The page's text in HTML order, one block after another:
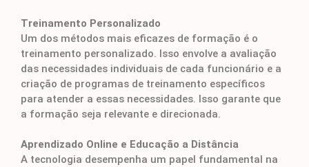
Treinamento Personalizado
Um dos métodos mais eficazes de formação é o
treinamento personalizado. Isso envolve a avaliação
das necessidades individuais de cada funcionário e a
criação de programas de treinamento específicos
para atender a essas necessidades. Isso garante que
a formação seja relevante e direcionada.
Aprendizado Online e Educação a Distância
A tecnologia desempenha um papel fundamental na